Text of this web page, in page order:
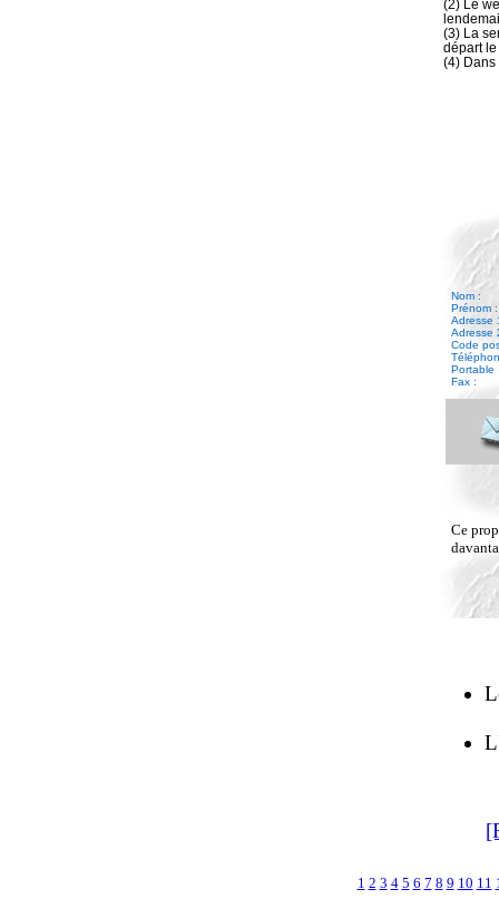
(2) Le
(3) La
départ
(4) Dans
Nom :
Prénom :
Adresse
Adresse
Code
Portable
Fax :
Ce
1 2 3 4 5 6 7 8 9 10 11